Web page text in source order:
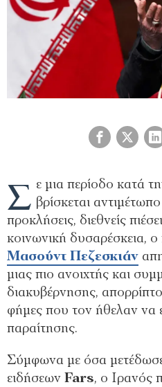
Σ ε μια περίοδο κατά
βρίσκεται
προκλήσεις, διεθνείς
κοινωνική δυσαρέσκεια,
Μασούντ Πεζεσκιάν
μιας πιο ανοιχτής και
διακυβέρνησης,
φήμες που τον ήθελαν να
παραίτησης.
Σύμφωνα με όσα μετέδωσε
ειδήσεων Fars, ο Ιρανός